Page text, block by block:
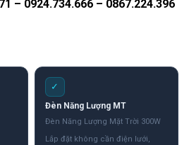
– 0924.734.666 – 0867.224.396
✓
Đèn Năng Lượng MT
Đèn Năng Lượng Mặt Trời 300W
Lắp đặt không cần điện lưới,